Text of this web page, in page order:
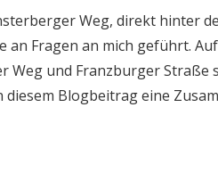
Weg, direkt hinter
an Fragen an mich geführt.
Weg und Franzburger Straße
diesem Blogbeitrag eine